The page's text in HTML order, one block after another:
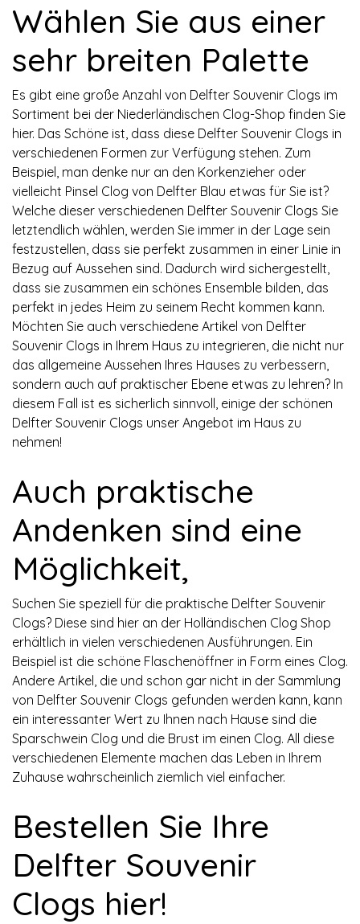
Wählen Sie aus einer
sehr breiten Palette
Es gibt eine große Anzahl von Delfter Souvenir Clogs im
Sortiment bei der Niederländischen Clog-Shop finden Sie
hier. Das Schöne ist, dass diese Delfter Souvenir Clogs in
verschiedenen Formen zur Verfügung stehen. Zum
Beispiel, man denke nur an den Korkenzieher oder
vielleicht Pinsel Clog von Delfter Blau etwas für Sie ist?
Welche dieser verschiedenen Delfter Souvenir Clogs Sie
letztendlich wählen, werden Sie immer in der Lage sein
festzustellen, dass sie perfekt zusammen in einer Linie in
Bezug auf Aussehen sind. Dadurch wird sichergestellt,
dass sie zusammen ein schönes Ensemble bilden, das
perfekt in jedes Heim zu seinem Recht kommen kann.
Möchten Sie auch verschiedene Artikel von Delfter
Souvenir Clogs in Ihrem Haus zu integrieren, die nicht nur
das allgemeine Aussehen Ihres Hauses zu verbessern,
sondern auch auf praktischer Ebene etwas zu lehren? In
diesem Fall ist es sicherlich sinnvoll, einige der schönen
Delfter Souvenir Clogs unser Angebot im Haus zu
nehmen!
Auch praktische
Andenken sind eine
Möglichkeit,
Suchen Sie speziell für die praktische Delfter Souvenir
Clogs? Diese sind hier an der Holländischen Clog Shop
erhältlich in vielen verschiedenen Ausführungen. Ein
Beispiel ist die schöne Flaschenöffner in Form eines Clog.
Andere Artikel, die und schon gar nicht in der Sammlung
von Delfter Souvenir Clogs gefunden werden kann, kann
ein interessanter Wert zu Ihnen nach Hause sind die
Sparschwein Clog und die Brust im einen Clog. All diese
verschiedenen Elemente machen das Leben in Ihrem
Zuhause wahrscheinlich ziemlich viel einfacher.
Bestellen Sie Ihre
Delfter Souvenir
Clogs hier!